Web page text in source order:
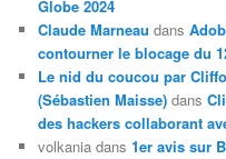
Globe 2024
Claude Marneau dans
contourner le blocage du
Le nid du coucou par
(Sébastien Maisse) dans
des hackers collaborant
volkania dans1er avis sur